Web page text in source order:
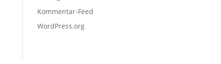
Kommentar-Feed
WordPress.org